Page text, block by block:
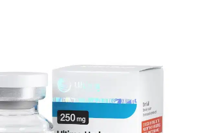
ثيموسين بيتا TB-500